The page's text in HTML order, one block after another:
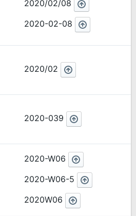
2020/02/08
2020-02-08
2020/02
2020-039
2020-W06
2020-W06-5
2020W06